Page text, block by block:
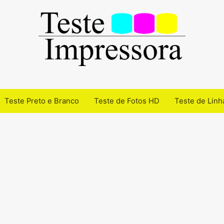
Teste Preto e Branco Teste de Fotos HD Teste de